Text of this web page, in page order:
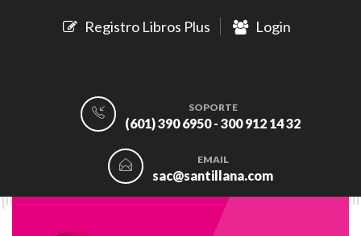
Registro Libros Plus Login
SOPORTE
(601) 390 6950 - 300 912 14 32
EMAIL
sac@santillana.com